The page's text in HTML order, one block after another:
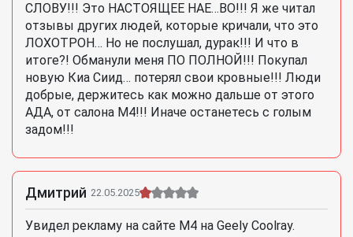
СЛОВУ!!! Это НАСТОЯЩЕЕ НАЕ…ВО!!! Я же читал
отзывы других людей, которые кричали, что это
ЛОХОТРОН… Но не послушал, дурак!!! И что в
итоге?! Обманули меня ПО ПОЛНОЙ!!! Покупал
новую Киа Сиид… потерял свои кровные!!! Люди
добрые, держитесь как можно дальше от этого
АДА, от салона М4!!! Иначе останетесь с голым
задом!!!
Дмитрий 22.05.2025
Увидел рекламу на сайте М4 на Geely Coolray.